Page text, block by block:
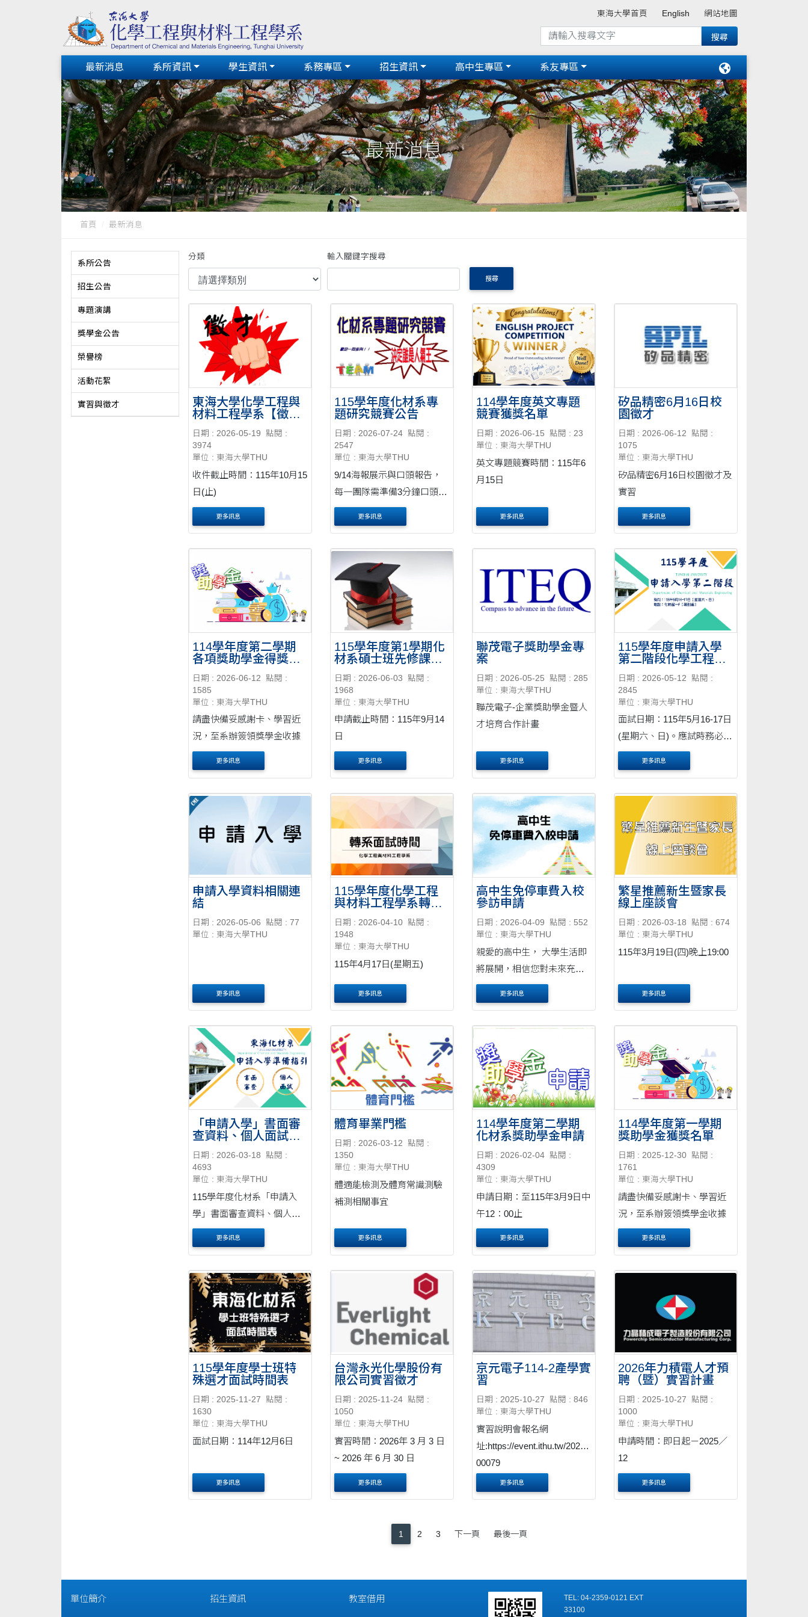
東海大學首頁 English 網站地圖
最新消息 系所資訊 學生資訊 系務專區 招生資訊 高中生專區 系友專區
最新消息
首頁 最新消息
系所公告
招生公告
專題演講
獎學金公告
榮譽榜
活動花絮
實習與徵才
分類 輸入關鍵字搜尋
搜尋
東海大學化學工程與
材料工程學系【徵聘
日期 : 2026-05-19
點閱 :
3974
單位 : 東海大學THU
收件截止時間：115年10月15
日(止)
更多訊息
115學年度化材系專
題研究競賽公告
日期 : 2026-07-24 點閱 :
2547
單位 : 東海大學THU
9/14海報展示與口頭報告，
每一團隊需準備3分鐘口頭報
告。
更多訊息
114學年度英文專題
競賽獲獎名單
日期 : 2026-06-15
點閱 : 23
單位 : 東海大學THU
英文專題競賽時間：115年6
月15日
更多訊息
矽品精密6月16日校
園徵才
日期 : 2026-06-12
點閱 :
1075
單位 : 東海大學THU
矽品精密6月16日校園徵才及
實習
更多訊息
114學年度第二學期
各項獎助學金得獎名
日期 : 2026-06-12
點閱 :
1585
單位 : 東海大學THU
請盡快備妥感謝卡、學習近
況，至系辦簽領獎學金收據
更多訊息
115學年度第1學期化
材系碩士班先修課程
日期 : 2026-06-03
點閱 :
1968
單位 : 東海大學THU
申請截止時間：115年9月14
日
更多訊息
聯茂電子獎助學金專
案
日期 : 2026-05-25
點閱 : 285
單位 : 東海大學THU
聯茂電子-企業獎助學金暨人
才培育合作計畫
更多訊息
115學年度申請入學
第二階段化學工程與
間與應試注意事項
日期 : 2026-05-12
點閱 :
2845
單位 : 東海大學THU
面試日期：115年5月16-17日
(星期六、日)。應試時務必攜
帶身分證正本（或以健保
卡、護照、駕照代替）。
更多訊息
申請入學資料相關連
結
日期 : 2026-05-06
點閱 : 77
單位 : 東海大學THU
更多訊息
115學年度化學工程
與材料工程學系轉系
日期 : 2026-04-10 點閱 :
1948
單位 : 東海大學THU
115年4月17日(星期五)
更多訊息
高中生免停車費入校
參訪申請
日期 : 2026-04-09
點閱 : 552
單位 : 東海大學THU
親愛的高中生， 大學生活即
將展開，相信您對未來充滿
期待！為了讓您更了解本校
環境，特別開放免停車費入
與生活步調。 申請及通行時
間 申請....
更多訊息
繁星推薦新生暨家長
線上座談會
日期 : 2026-03-18
點閱 : 674
單位 : 東海大學THU
115年3月19日(四)晚上19:00
更多訊息
「申請入學」書面審
查資料、個人面試準
日期 : 2026-03-18
點閱 :
4693
單位 : 東海大學THU
115學年度化材系「申請入
學」書面審查資料、個人面
試準備指引
更多訊息
體育畢業門檻
日期 : 2026-03-12
點閱 :
1350
單位 : 東海大學THU
體適能檢測及體育常識測驗
補測相關事宜
更多訊息
114學年度第二學期
化材系獎助學金申請
日期 : 2026-02-04 點閱 :
4309
單位 : 東海大學THU
申請日期：至115年3月9日中
午12：00止
更多訊息
114學年度第一學期
獎助學金獲獎名單
日期 : 2025-12-30 點閱 :
1761
單位 : 東海大學THU
請盡快備妥感謝卡、學習近
況，至系辦簽領獎學金收據
更多訊息
115學年度學士班特
殊選才面試時間表
日期 : 2025-11-27
點閱 :
1630
單位 : 東海大學THU
面試日期：114年12月6日
更多訊息
台灣永光化學股份有
限公司實習徵才
日期 : 2025-11-24 點閱 :
1050
單位 : 東海大學THU
實習時間：2026年 3 月 3 日
~ 2026 年 6 月 30 日
更多訊息
京元電子114-2產學實
習
日期 : 2025-10-27
點閱 : 846
單位 : 東海大學THU
實習說明會報名網
址:https://event.ithu.tw/20251
00079
更多訊息
2026年力積電人才預
聘（暨）實習計畫
日期 : 2025-10-27
點閱 :
1000
單位 : 東海大學THU
申請時間：即日起－2025／
12
更多訊息
1 2 3 下一頁 最後一頁
單位簡介 招生資訊 教室借用
TEL: 04-2359-0121 EXT
33100